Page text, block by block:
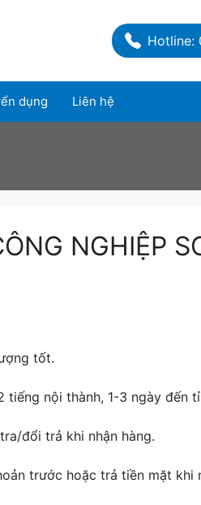
Hotline:
dụng Liên hệ
NGHIỆP
tốt.
tiếng nội thành, 1-3 ngày đến
đổi trả khi nhận hàng.
trước hoặc trả tiền mặt khi